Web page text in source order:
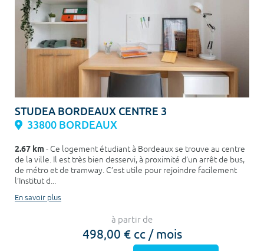
STUDEA BORDEAUX CENTRE 3
33800 BORDEAUX
2.67 km- Ce logement étudiant à Bordeaux se trouve au centre
de la ville. Il est très bien desservi, à proximité d’un arrêt de bus,
de métro et de tramway. C’est utile pour rejoindre facilement
l’Institut d...
En savoir plus
à partir de
498,00 € cc / mois